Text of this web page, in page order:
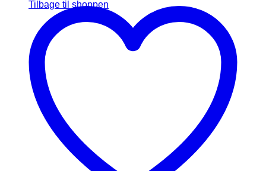
Tilbage til shoppen